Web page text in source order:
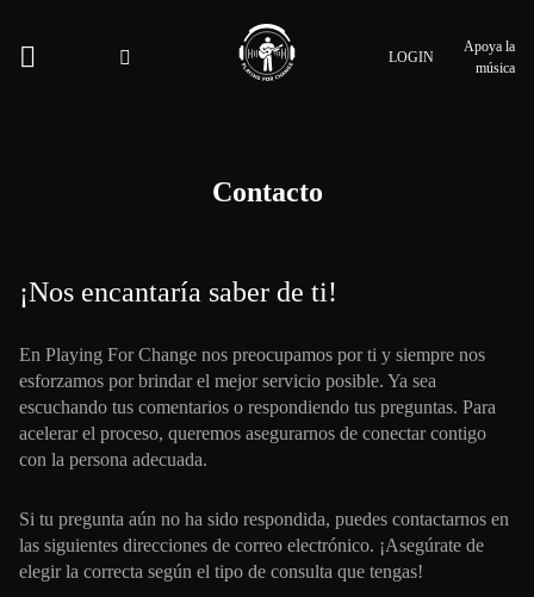
LOGIN
Apoya la
música
Contacto
¡Nos encantaría saber de ti!
En Playing For Change nos preocupamos por ti y siempre nos
esforzamos por brindar el mejor servicio posible. Ya sea
escuchando tus comentarios o respondiendo tus preguntas. Para
acelerar el proceso, queremos asegurarnos de conectar contigo
con la persona adecuada.
Si tu pregunta aún no ha sido respondida, puedes contactarnos en
las siguientes direcciones de correo electrónico. ¡Asegúrate de
elegir la correcta según el tipo de consulta que tengas!